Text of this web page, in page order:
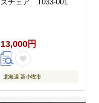
ズチェア T033-001
13,000円
北海道 苫小牧市